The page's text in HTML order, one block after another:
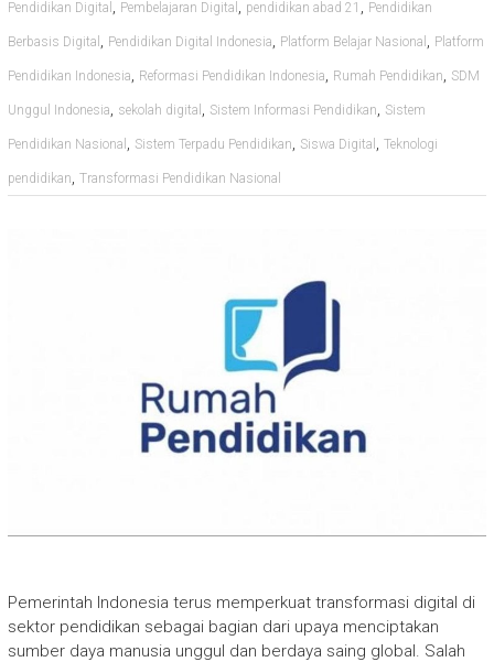
Pendidikan Digital , Pembelajaran Digital , pendidikan abad 21 , Pendidikan
Berbasis Digital , Pendidikan Digital Indonesia, Platform Belajar Nasional , Platform
Pendidikan Indonesia, Reformasi Pendidikan Indonesia, Rumah Pendidikan, SDM
Unggul Indonesia, sekolah digital , Sistem Informasi Pendidikan, Sistem
Pendidikan Nasional , Sistem Terpadu Pendidikan, Siswa Digital , Teknologi
pendidikan, Transformasi Pendidikan Nasional
Pemerintah Indonesia terus memperkuat transformasi digital di
sektor pendidikan sebagai bagian dari upaya menciptakan
sumber daya manusia unggul dan berdaya saing global. Salah